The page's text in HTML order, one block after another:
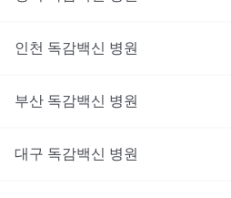
인천 독감백신 병원
부산 독감백신 병원
대구 독감백신 병원